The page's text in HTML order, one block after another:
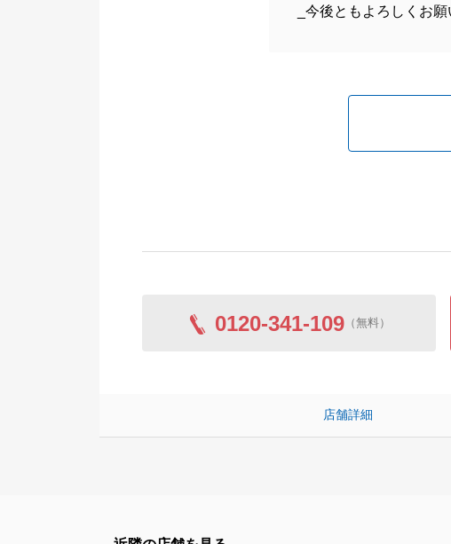
_今後ともよろしくお願
0120-341-109（無料）
店舗詳細